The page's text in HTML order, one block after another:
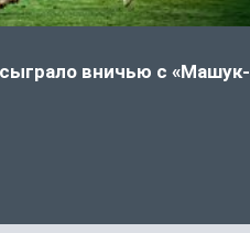
вничью с «Машук-